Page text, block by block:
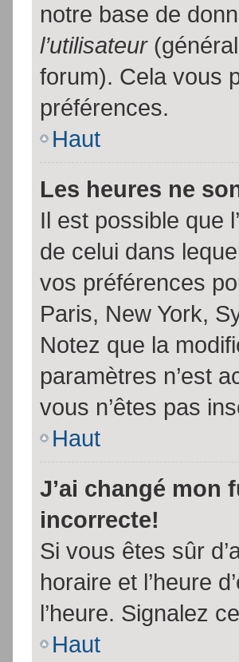
notre base de
l’utilisateur
forum). Cela vous
préférences.
Haut
Les heures ne
Il est possible que
de celui dans
vos préférences
Paris, New York,
Notez que la
paramètres n’est
vous n’êtes pas
Haut
J’ai changé mon
incorrecte!
Si vous êtes sûr
horaire et l’heure
l’heure. Signalez
Haut